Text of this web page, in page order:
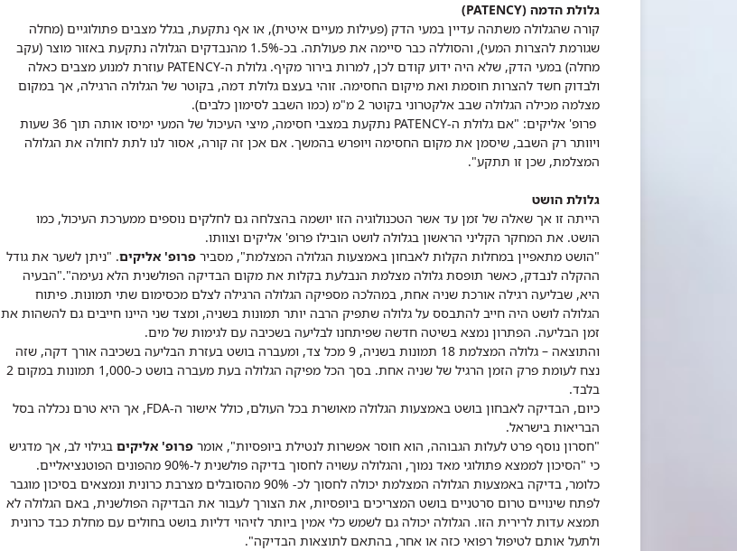
גלולת הדמה (PATENCY)
קורה שהגלולה משתהה עדיין במעי הדק (פעילות מעיים איטית), או אף נתקעת, בגלל מצבים פתולוגיים (מחלה
שגורמת להצרות המעי), והסוללה כבר סיימה את פעולתה. בכ-1.5% מהנבדקים הגלולה נתקעת באזור מוצר (עקב
מחלה) במעי הדק, שלא היה ידוע קודם לכן, למרות בירור מקיף. גלולת ה-PATENCY עוזרת למנוע מצבים כאלה
ולבדוק חשד להצרות חוסמת ואת מיקום החסימה. זוהי בעצם גלולת דמה, בקוטר של הגלולה הרגילה, אך במקום
מצלמה מכילה הגלולה שבב אלקטרוני בקוטר 2 מ"מ (כמו השבב לסימון כלבים).
פרופ' אליקים: "אם גלולת ה-PATENCY נתקעת במצבי חסימה, מיצי העיכול של המעי ימיסו אותה תוך 36 שעות
ויוותר רק השבב, שיסמן את מקום החסימה ויופרש בהמשך. אם אכן זה קורה, אסור לנו לתת לחולה את הגלולה
המצלמת, שכן זו תתקע".
גלולת הושט
הייתה זו אך שאלה של זמן עד אשר הטכנולוגיה הזו יושמה בהצלחה גם לחלקים נוספים ממערכת העיכול, כמו
הושט. את המחקר הקליני הראשון בגלולה לושט הובילו פרופ' אליקים וצוותו.
"הושט מתאפיין במחלות הקלות לאבחון באמצעות הגלולה המצלמת", מסביר פרופ' אליקים. "ניתן לשער את גודל
ההקלה לנבדק, כאשר תופסת גלולה מצלמת הנבלעת בקלות את מקום הבדיקה הפולשנית הלא נעימה"."הבעיה
היא, שבליעה רגילה אורכת שניה אחת, במהלכה מספיקה הגלולה הרגילה לצלם מכסימום שתי תמונות. פיתוח
הגלולה לושט היה חייב להתבסס על גלולה שתפיק הרבה יותר תמונות בשניה, ומצד שני היינו חייבים גם להשהות את
זמן הבליעה. הפתרון נמצא בשיטה חדשה שפיתחנו לבליעה בשכיבה עם לגימות של מים.
והתוצאה – גלולה המצלמת 18 תמונות בשניה, 9 מכל צד, ומעברה בושט בעזרת הבליעה בשכיבה אורך דקה, שזה
נצח לעומת פרק הזמן הרגיל של שניה אחת. בסך הכל מפיקה הגלולה בעת מעברה בושט כ-1,000 תמונות במקום 2
בלבד.
כיום, הבדיקה לאבחון בושט באמצעות הגלולה מאושרת בכל העולם, כולל אישור ה-FDA, אך היא טרם נכללה בסל
הבריאות בישראל.
"חסרון נוסף פרט לעלות הגבוהה, הוא חוסר אפשרות לנטילת ביופסיות", אומר פרופ' אליקים בגילוי לב, אך מדגיש
כי "הסיכון לממצא פתולוגי מאד נמוך, והגלולה עשויה לחסוך בדיקה פולשנית ל-90% מהפונים הפוטנציאליים.
כלומר, בדיקה באמצעות הגלולה המצלמת יכולה לחסוך לכ- 90% מהסובלים מצרבת כרונית ונמצאים בסיכון מוגבר
לפתח שינויים טרום סרטניים בושט המצריכים ביופסיות, את הצורך לעבור את הבדיקה הפולשנית, באם הגלולה לא
תמצא עדות לרירית הזו. הגלולה יכולה גם לשמש כלי אמין ביותר לזיהוי דליות בושט בחולים עם מחלת כבד כרונית
ולתעל אותם לטיפול רפואי כזה או אחר, בהתאם לתוצאות הבדיקה".